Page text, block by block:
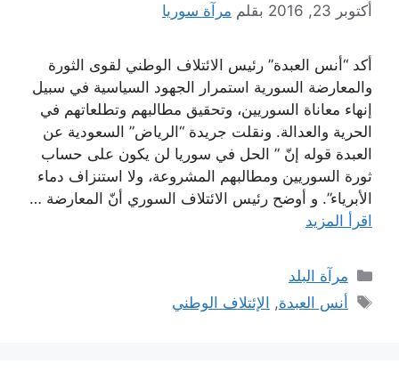
أكتوبر 23, 2016 بقلم مرآة سوريا
أكد “أنس العبدة” رئيس الائتلاف الوطني لقوى الثورة
والمعارضة السورية استمرار الجهود السياسية في سبيل
إنهاء معاناة السوريين، وتحقيق مطالبهم وتطلعاتهم في
الحرية والعدالة. ونقلت جريدة “الرياض” السعودية عن
العبدة قوله إنّ ” الحل في سوريا لن يكون على حساب
ثورة السوريين ومطالبهم المشروعة، ولا استنزاف دماء
الأبرياء”. و أوضح رئيس الائتلاف السوري أنّ المعارضة …
اقرأ المزيد
التصنيفات
مرآة البلد
الوسوم
أنس العبدة, الإئتلاف الوطني